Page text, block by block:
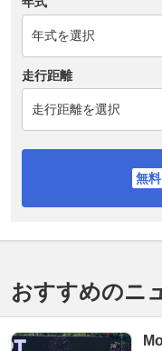
走行距離
おすすめのニ